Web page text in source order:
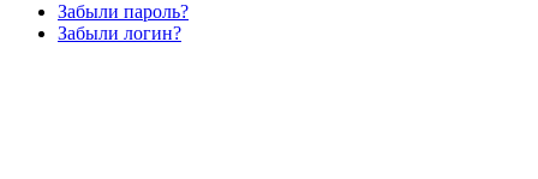
Забыли пароль?
Забыли логин?